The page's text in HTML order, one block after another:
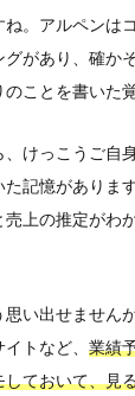
ね。アルペンは
があり、確か
ことを書いた
、けっこうご自
記憶がありま
上の推定がわ
思い出せません
トなど、 業績
ておいて、見